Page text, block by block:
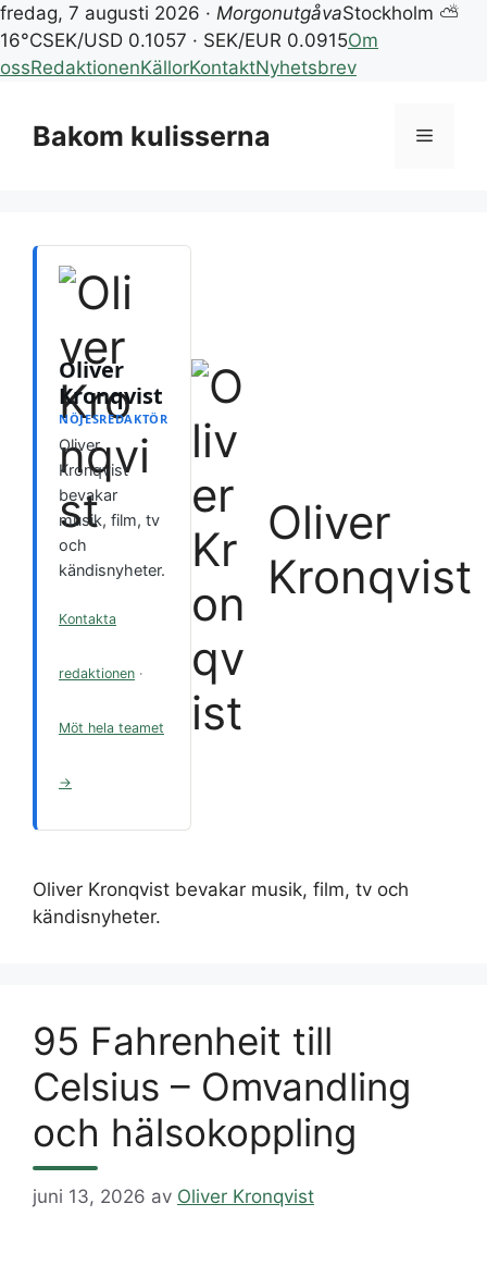
fredag, 7 augusti 2026 · MorgonutgåvaStockholm ⛅
16°CSEK/USD 0.1057 · SEK/EUR 0.0915Om
ossRedaktionenKällorKontaktNyhetsbrev
innehållBakom kulisserna Meny
Oliver
Kronqvist
NÖJESREDAKTÖR
Oliver
Kronqvist
bevakar
musik, film, tv
och
kändisnyheter.
Kontakta
redaktionen ·
Möt hela teamet
→
Oliver
Kronqvist
Oliver Kronqvist bevakar musik, film, tv och
kändisnyheter.
95 Fahrenheit till
Celsius – Omvandling
och hälsokoppling
juni 13, 2026 av Oliver Kronqvist